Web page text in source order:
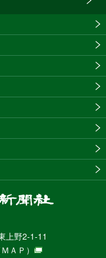
上野2-1-11
ＭＡＰ）